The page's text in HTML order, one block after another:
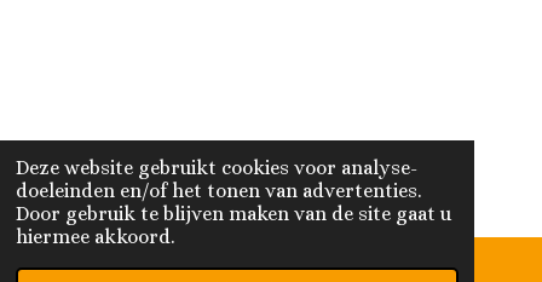
Deze website gebruikt cookies voor analyse-
doeleinden en/of het tonen van advertenties.
Door gebruik te blijven maken van de site gaat u
hiermee akkoord.